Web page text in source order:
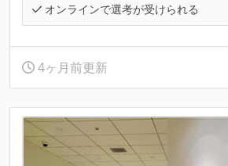
オンラインで選考が受けられる
4ヶ月前更新